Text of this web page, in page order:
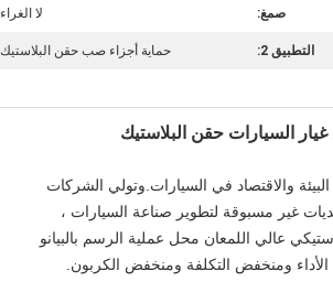
صمغ: لا الغراء
التطبيق 2: حماية أجزاء صب حقن البلاستيك
السيارات حقن البلاستيك
والاقتصاد في السيارات.وتولي الشركات
غير مسبوقة لتطوير صناعة السيارات ،
عالي اللمعان محل عملية الرسم بالبيانو
الأداء ومنخفض التكلفة ومنخفض الكربون.